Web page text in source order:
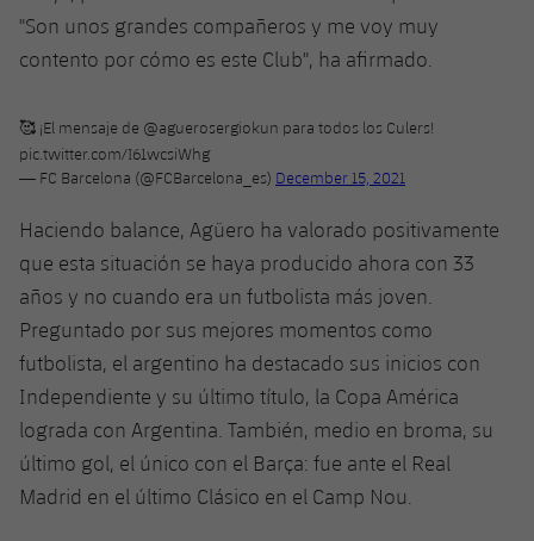
"Son unos grandes compañeros y me voy muy
contento por cómo es este Club", ha afirmado.
🥰 ¡El mensaje de @aguerosergiokun para todos los Culers!
pic.twitter.com/I61wcsiWhg
— FC Barcelona (@FCBarcelona_es) December 15, 2021
Haciendo balance, Agüero ha valorado positivamente
que esta situación se haya producido ahora con 33
años y no cuando era un futbolista más joven.
Preguntado por sus mejores momentos como
futbolista, el argentino ha destacado sus inicios con
Independiente y su último título, la Copa América
lograda con Argentina. También, medio en broma, su
último gol, el único con el Barça: fue ante el Real
Madrid en el último Clásico en el Camp Nou.